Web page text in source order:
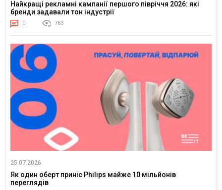
Найкращі рекламні кампанії першого півріччя 2026: які
бренди задавали тон індустрії
0 763
25.07.2026
Як один оберт приніс Philips майже 10 мільйонів
переглядів